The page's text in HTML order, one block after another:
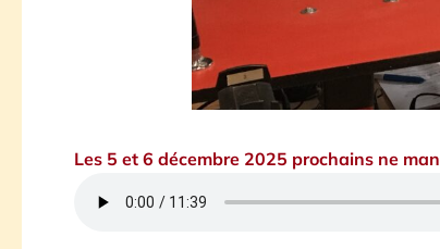
Les 5 et 6 décembre 2025 prochains ne